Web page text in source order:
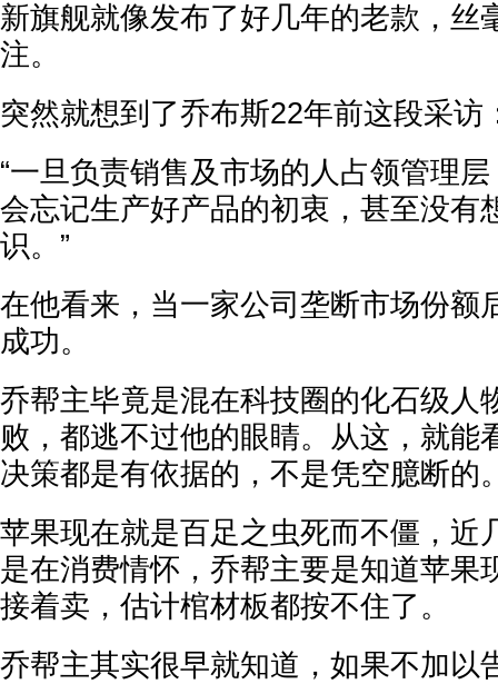
新旗舰就像发布了好几年的老款，丝
注。
突然就想到了乔布斯22年前这段采访
“一旦负责销售及市场的人占领管理
会忘记生产好产品的初衷，甚至没有
识。”
在他看来，当一家公司垄断市场份额
成功。
乔帮主毕竟是混在科技圈的化石级人
败，都逃不过他的眼睛。从这，就能
决策都是有依据的，不是凭空臆断的
苹果现在就是百足之虫死而不僵，近
是在消费情怀，乔帮主要是知道苹果
接着卖，估计棺材板都按不住了。
乔帮主其实很早就知道，如果不加以